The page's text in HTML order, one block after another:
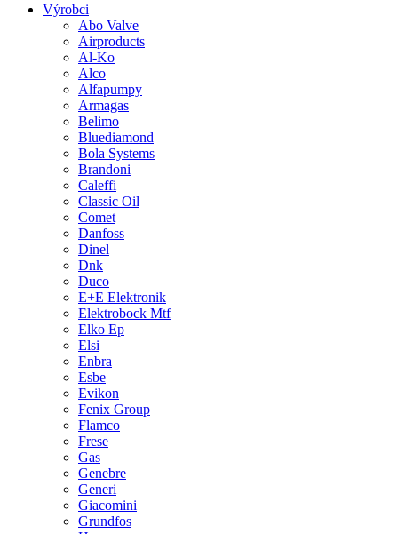
Výrobci
Abo Valve
Airproducts
Al-Ko
Alco
Alfapumpy
Armagas
Belimo
Bluediamond
Bola Systems
Brandoni
Caleffi
Classic Oil
Comet
Danfoss
Dinel
Dnk
Duco
E+E Elektronik
Elektrobock Mtf
Elko Ep
Elsi
Enbra
Esbe
Evikon
Fenix Group
Flamco
Frese
Gas
Genebre
Generi
Giacomini
Grundfos